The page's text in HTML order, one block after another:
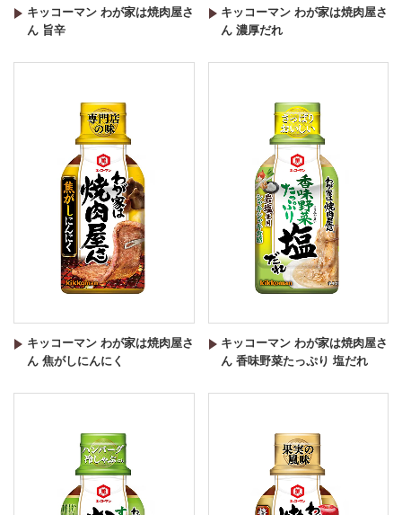
キッコーマン わが家は焼肉屋さ
ん 旨辛
キッコーマン わが家は焼肉屋さ
ん 濃厚だれ
キッコーマン わが家は焼肉屋さ
ん 焦がしにんにく
キッコーマン わが家は焼肉屋さ
ん 香味野菜たっぷり 塩だれ